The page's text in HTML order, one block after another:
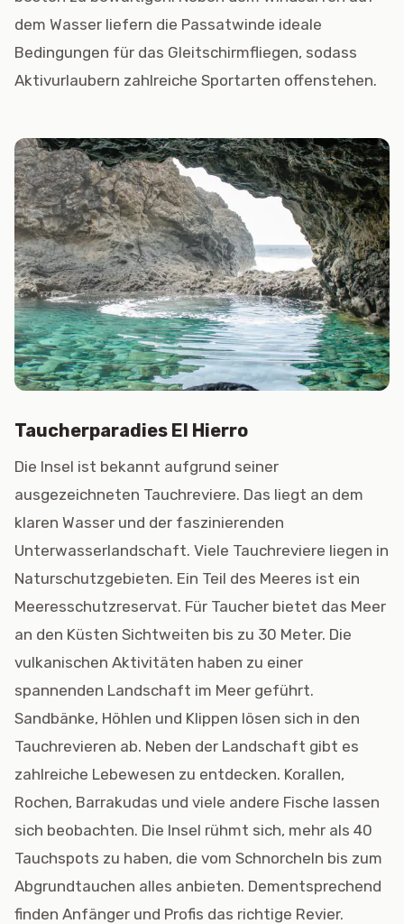
dem Wasser liefern die Passatwinde ideale
Bedingungen für das Gleitschirmfliegen, sodass
Aktivurlaubern zahlreiche Sportarten offenstehen.
Taucherparadies El Hierro
Die Insel ist bekannt aufgrund seiner
ausgezeichneten Tauchreviere. Das liegt an dem
klaren Wasser und der faszinierenden
Unterwasserlandschaft. Viele Tauchreviere liegen in
Naturschutzgebieten. Ein Teil des Meeres ist ein
Meeresschutzreservat. Für Taucher bietet das Meer
an den Küsten Sichtweiten bis zu 30 Meter. Die
vulkanischen Aktivitäten haben zu einer
spannenden Landschaft im Meer geführt.
Sandbänke, Höhlen und Klippen lösen sich in den
Tauchrevieren ab. Neben der Landschaft gibt es
zahlreiche Lebewesen zu entdecken. Korallen,
Rochen, Barrakudas und viele andere Fische lassen
sich beobachten. Die Insel rühmt sich, mehr als 40
Tauchspots zu haben, die vom Schnorcheln bis zum
Abgrundtauchen alles anbieten. Dementsprechend
finden Anfänger und Profis das richtige Revier.